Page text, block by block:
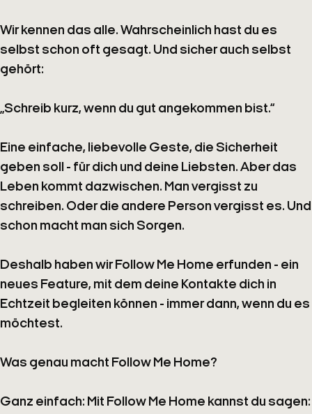
Wir kennen das alle. Wahrscheinlich hast du es
selbst schon oft gesagt. Und sicher auch selbst
gehört:
„Schreib kurz, wenn du gut angekommen bist.“
Eine einfache, liebevolle Geste, die Sicherheit
geben soll - für dich und deine Liebsten. Aber das
Leben kommt dazwischen. Man vergisst zu
schreiben. Oder die andere Person vergisst es. Und
schon macht man sich Sorgen.
Deshalb haben wir Follow Me Home erfunden - ein
neues Feature, mit dem deine Kontakte dich in
Echtzeit begleiten können - immer dann, wenn du es
möchtest.
Was genau macht Follow Me Home?
Ganz einfach: Mit Follow Me Home kannst du sagen: